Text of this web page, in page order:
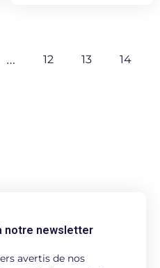
… 12 13 14
notre newsletter
avertis de nos